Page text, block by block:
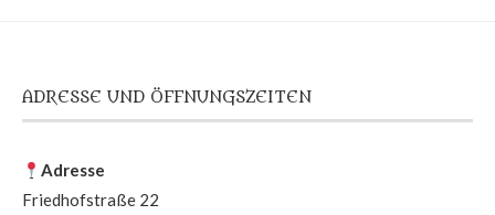
ADRESSE UND ÖFFNUNGSZEITEN
Adresse
Friedhofstraße 22